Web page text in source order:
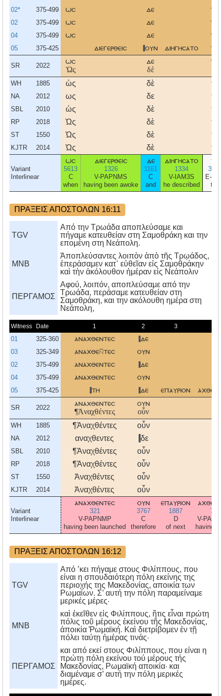
02*
375-499 ωσ δε το
02 375-499 ωσ δε το
04 375-499 ωσ δε το
05 375-425 διεγερθεισ ουν διηγησατο το
SR 2022
ωσ
Ὡς
δε
δὲ
το
WH 1885 ὡς δὲ τὸ
NA 2012 ως δε το
SBL 2010 ὡς δὲ τὸ
RP 2018 Ὡς δὲ τὸ
ST 1550 Ὡς δὲ τὸ
KJTR 2014 Ὡς δὲ τὸ
Variant
Interlinear
ωσ
5613
C
when
διεγερθεισ
1326
V-PAPNMS
having been awoke
δε
1161
C
and
διηγησατο
1334
V-IAM3S
he described
το
E-
the
ΠΡΑΞΕΙΣ ΑΠΟΣΤΟΛΩΝ 16:11
TGV
Από την Τρωάδα αποπλεύσαμε και
πήγαμε κατευθείαν στη Σαμοθράκη και την
επομένη στη Νεάπολη.
MNB
Ἀποπλεύσαντες λοιπὸν ἀπὸ τῆς Τρῳάδος,
ἐπεράσαμεν κατ᾿ εὐθεῖαν εἰς Σαμοθράκην
καὶ τὴν ἀκόλουθον ἡμέραν εἰς Νεάπολιν
ΠΕΡΓΑΜΟΣ
Aφού, λοιπόν, αποπλεύσαμε από την
Tρωάδα, περάσαμε κατευθείαν στη
Σαμοθράκη, και την ακόλουθη ημέρα στη
Nεάπολη,
Witness Date 1 2 3
01 325-360 αναχθεντεσ δε
03 325-349 αναχθετεσ ουν
02 375-499 αναχθεντεσ δε
04 375-499 αναχθεντεσ ουν
05 375-425 τη δε επαυριον
SR 2022
αναχθεντεσ
¶Ἀναχθέντες
ουν
οὖν
WH 1885 ¶Ἀναχθέντες οὖν
NA 2012 αναχθεντες δε
SBL 2010 ¶Ἀναχθέντες οὖν
RP 2018 ¶Ἀναχθέντες οὖν
ST 1550 Ἀναχθέντες οὖν
KJTR 2014 Ἀναχθέντες οὖν
Variant
Interlinear
αναχθεντεσ
321
V-PAPNMP
having been launched
ουν
3767
C
therefore
επαυριον
1887
D
of next
71
V-
having
ΠΡΑΞΕΙΣ ΑΠΟΣΤΟΛΩΝ 16:12
TGV
Από ’κει πήγαμε στους Φιλίππους, που
είναι η σπουδαιότερη πόλη εκείνης της
περιοχής της Μακεδονίας, αποικία των
Ρωμαίων. Σ’ αυτή την πόλη παραμείναμε
μερικές μέρες·
MNB
καὶ ἐκεῖθεν εἰς Φιλίππους, ἥτις εἶναι πρώτη
πόλις τοῦ μέρους ἐκείνου τῆς Μακεδονίας,
ἀποικία Ῥωμαϊκή. Καὶ διετρίβομεν ἐν τῇ
πόλει ταύτῃ ἡμέρας τινάς·
ΠΕΡΓΑΜΟΣ
και από εκεί στους Φιλίππους, που είναι η
πρώτη πόλη εκείνου τού μέρους τής
Mακεδονίας, Pωμαϊκή αποικία· και
διαμέναμε σ’ αυτή την πόλη μερικές
ημέρες.